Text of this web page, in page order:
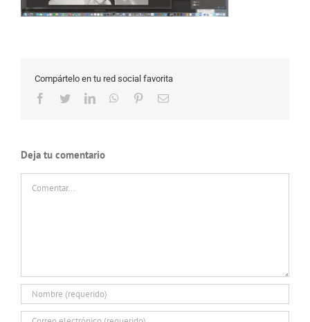
Compártelo en tu red social favorita
Facebook
TwitterLinkedInWhatsApp
PinterestCorreo
Deja tu comentario